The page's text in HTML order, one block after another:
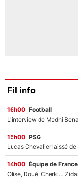
Fil info
16h00 Football
15h00 PSG
14h00 Équipe de France